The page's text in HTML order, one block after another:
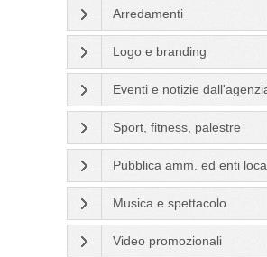
Arredamenti
Logo e branding
Eventi e notizie
Sport, fitness, palestre
Pubblica amm. ed enti
Musica e spettacolo
Video promozionali